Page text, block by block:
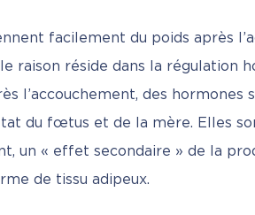
facilement du poids après
raison réside dans la régulation
l’accouchement, des
du fœtus et de la mère. Elles
un « effet secondaire » de la
de tissu adipeux.